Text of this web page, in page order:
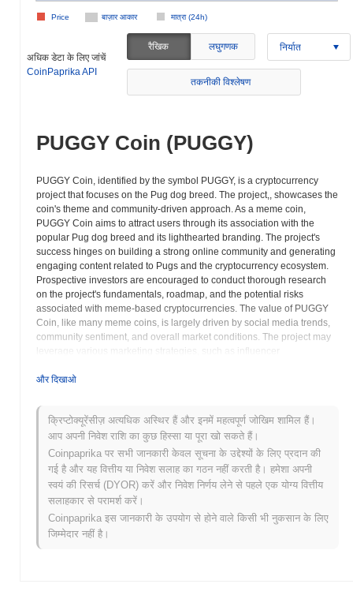
बाज़ार आकार मात्रा (24h)
Price
अधिक डेटा के लिए जांचें
CoinPaprika API
रैखिक लघुगणक निर्यात
तकनीकी विश्लेषण
PUGGY Coin (PUGGY)
PUGGY Coin, identified by the symbol PUGGY, is a cryptocurrency
project that focuses on the Pug dog breed. The project,, showcases the
coin's theme and community-driven approach. As a meme coin,
PUGGY Coin aims to attract users through its association with the
popular Pug dog breed and its lighthearted branding. The project's
success hinges on building a strong online community and generating
engaging content related to Pugs and the cryptocurrency ecosystem.
Prospective investors are encouraged to conduct thorough research
on the project's fundamentals, roadmap, and the potential risks
associated with meme-based cryptocurrencies. The value of PUGGY
Coin, like many meme coins, is largely driven by social media trends,
community sentiment, and overall market conditions. The project may
leverage various marketing strategies, such as influencer
attract new users. It is crucial for investors to carefully assess their risk
investments before purchasing PUGGY or any comparable asset. The
PUGGY Coin is traded on various cryptocurrency exchanges and
decentralized platforms. Its price may experience significant volatility
due to the influence of social media hype and speculative trading. The
project's may provide information about the token's distribution, supply,
and any planned future developments. It is essential for potential
investors to review this information thoroughly before making any
investment decisions. Remember that investing in cryptocurrencies,
particularly meme coins, involves substantial risk and can lead to
financial losses. Always conduct your own research and only invest
funds that you can afford to lose. PUGGY Coin positions itself as a fun,
और दिखाओ
क्रिप्टोक्यूरेंसीज़ अत्यधिक अस्थिर हैं और इनमें महत्वपूर्ण जोखिम शामिल हैं।
आप अपनी निवेश राशि का कुछ हिस्सा या पूरा खो सकते हैं।
Coinpaprika पर सभी जानकारी केवल सूचना के उद्देश्यों के लिए प्रदान की
गई है और यह वित्तीय या निवेश सलाह का गठन नहीं करती है। हमेशा अपनी
स्वयं की रिसर्च (DYOR) करें और निवेश निर्णय लेने से पहले एक योग्य वित्तीय
सलाहकार से परामर्श करें।
Coinpaprika इस जानकारी के उपयोग से होने वाले किसी भी नुकसान के लिए
जिम्मेदार नहीं है।